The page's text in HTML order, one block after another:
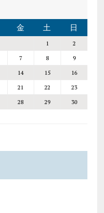
金 土 日
1
2
7 8
9
14 15
16
21 22
23
28 29
30